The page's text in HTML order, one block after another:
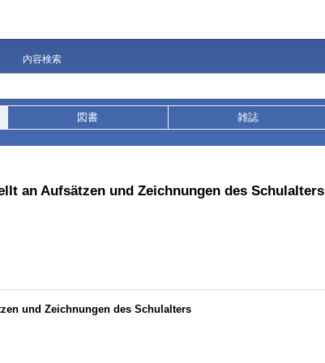
内容検索
図書 雑誌
an Aufsätzen und Zeichnungen des Schulalters
und Zeichnungen des Schulalters